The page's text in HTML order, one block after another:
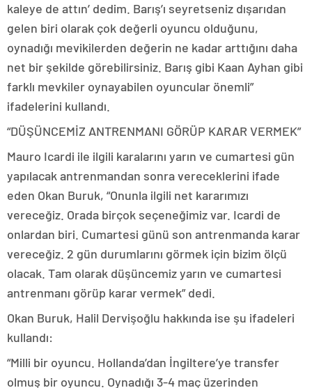
kaleye de attın’ dedim. Barış’ı seyretseniz dışarıdan
gelen biri olarak çok değerli oyuncu olduğunu,
oynadığı mevikilerden değerin ne kadar arttığını daha
net bir şekilde görebilirsiniz. Barış gibi Kaan Ayhan gibi
farklı mevkiler oynayabilen oyuncular önemli”
ifadelerini kullandı.
“DÜŞÜNCEMİZ ANTRENMANI GÖRÜP KARAR VERMEK”
Mauro Icardi ile ilgili karalarını yarın ve cumartesi gün
yapılacak antrenmandan sonra vereceklerini ifade
eden Okan Buruk, “Onunla ilgili net kararımızı
vereceğiz. Orada birçok seçeneğimiz var. Icardi de
onlardan biri. Cumartesi günü son antrenmanda karar
vereceğiz. 2 gün durumlarını görmek için bizim ölçü
olacak. Tam olarak düşüncemiz yarın ve cumartesi
antrenmanı görüp karar vermek” dedi.
Okan Buruk, Halil Dervişoğlu hakkında ise şu ifadeleri
kullandı:
“Milli bir oyuncu. Hollanda’dan İngiltere’ye transfer
olmuş bir oyuncu. Oynadığı 3-4 maç üzerinden